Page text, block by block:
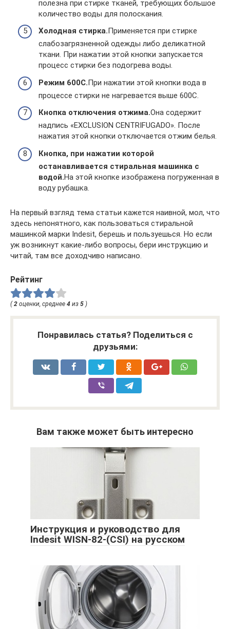
полезна при стирке тканей, требующих большое
количество воды для полоскания.
Холодная стирка.Применяется при стирке
слабозагрязненной одежды либо деликатной
ткани. При нажатии этой кнопки запускается
процесс стирки без подогрева воды.
Режим 600С.При нажатии этой кнопки вода в
процессе стирки не нагревается выше 600С.
Кнопка отключения отжима.Она содержит
надпись «EXCLUSION CENTRIFUGADO». После
нажатия этой кнопки отключается отжим белья.
Кнопка, при нажатии которой
останавливается стиральная машинка с
водой.На этой кнопке изображена погруженная в
воду рубашка.
На первый взгляд тема статьи кажется наивной, мол, что
здесь непонятного, как пользоваться стиральной
машинкой марки Indesit, берешь и пользуешься. Но если
уж возникнут какие-либо вопросы, бери инструкцию и
читай, там все доходчиво написано.
Рейтинг
(2 оценки, среднее 4 из 5 )
Понравилась статья? Поделиться с
друзьями:
Вам также может быть интересно
Инструкция и руководство для
Indesit WISN-82-(CSI) на русском